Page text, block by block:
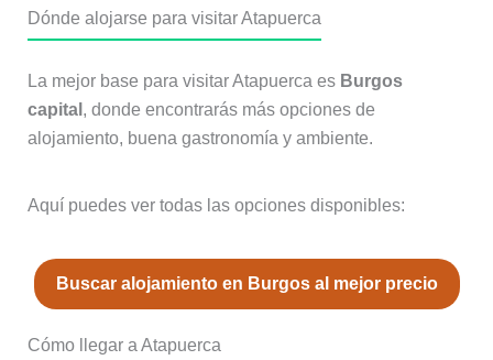
Dónde alojarse para visitar Atapuerca
La mejor base para visitar Atapuerca es Burgos
capital , donde encontrarás más opciones de
alojamiento, buena gastronomía y ambiente.
Aquí puedes ver todas las opciones disponibles:
Buscar alojamiento en Burgos al mejor precio
Cómo llegar a Atapuerca